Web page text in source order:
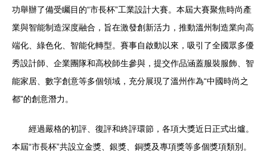
功舉辦了備受矚目的“市長杯”工業設計大賽。本屆大賽聚焦時尚產
業與智能制造深度融合，旨在激發創新活力，推動溫州制造業向高
端化、綠色化、智能化轉型。賽事自啟動以來，吸引了全國眾多優
秀設計師、企業團隊和高校師生參與，提交作品涵蓋服裝服飾、智
能家居、數字創意等多個領域，充分展現了溫州作為“中國時尚之
都”的創意潛力。
經過嚴格的初評、復評和終評環節，各項大獎近日正式出爐。
本屆“市長杯”共設立金獎、銀獎、銅獎及專項獎等多個獎項類別。